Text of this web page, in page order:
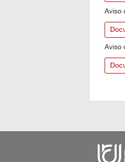
Aviso
Aviso